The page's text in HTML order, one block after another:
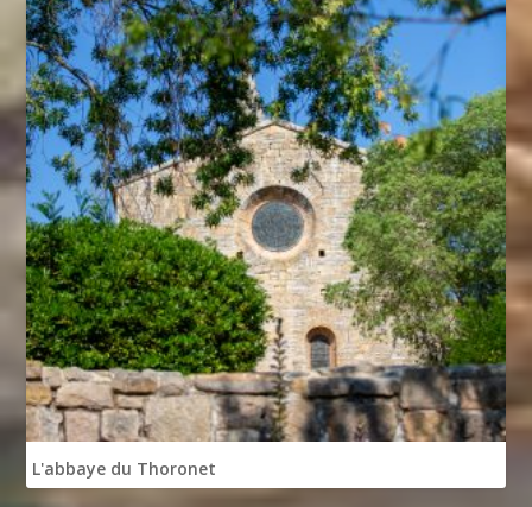
L'abbaye du Thoronet